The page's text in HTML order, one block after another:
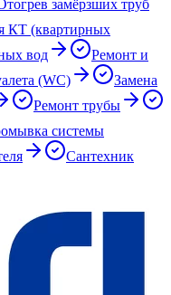
замёрзших труб
КТ (квартирных
вод
Ремонт и
(WC)
Замена
Ремонт трубы
системы
Сантехник